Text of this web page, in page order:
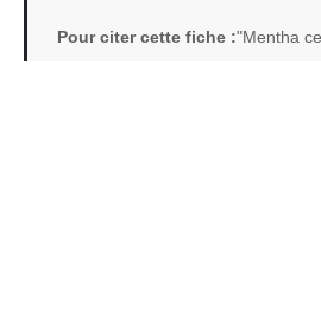
Pour citer cette fiche :"Mentha